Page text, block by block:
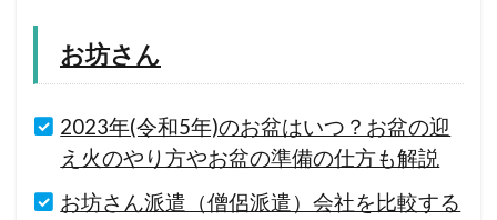
お坊さん
2023年(令和5年)のお盆はいつ？お盆の迎
え火のやり方やお盆の準備の仕方も解説
お坊さん派遣（僧侶派遣）会社を比較する